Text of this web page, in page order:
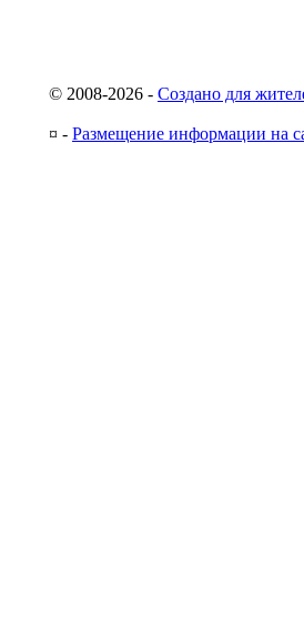
© 2008-2026 - Создано для
¤ - Размещение информации на